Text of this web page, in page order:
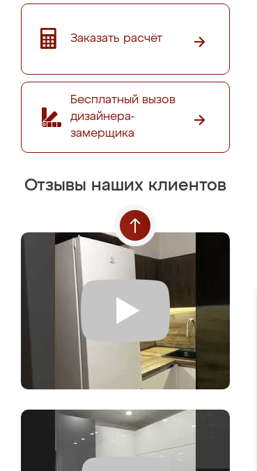
Заказать расчёт
Бесплатный вызов
дизайнера-
замерщика
Отзывы наших клиентов